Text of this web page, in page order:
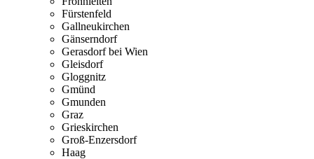
Fürstenfeld
Gallneukirchen
Gänserndorf
Gerasdorf bei Wien
Gleisdorf
Gloggnitz
Gmünd
Gmunden
Graz
Grieskirchen
Groß-Enzersdorf
Haag